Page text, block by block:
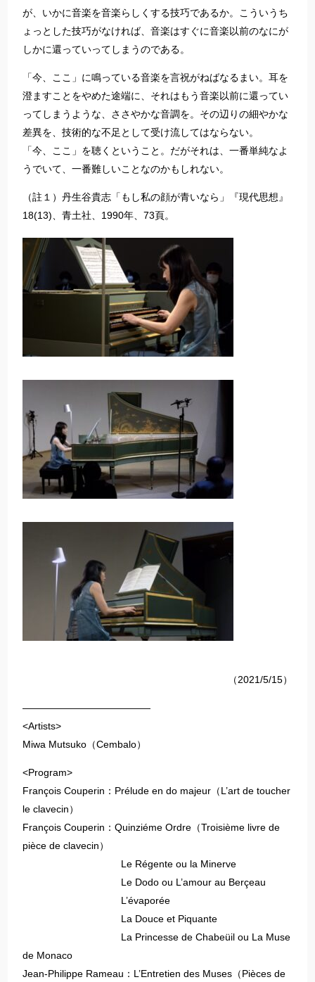
が、いかに音楽を音楽らしくする技巧であるか。こういうち
ょっとした技巧がなければ、音楽はすぐに音楽以前のなにが
しかに還っていってしまうのである。
「今、ここ」に鳴っている音楽を言祝がねばなるまい。耳を
澄ますことをやめた途端に、それはもう音楽以前に還ってい
ってしまうような、ささやかな音調を。その辺りの細やかな
差異を、技術的な不足として受け流してはならない。
「今、ここ」を聴くということ。だがそれは、一番単純なよ
うでいて、一番難しいことなのかもしれない。
（註１）丹生谷貴志「もし私の顔が青いなら」『現代思想』
18(13)、青土社、1990年、73頁。
（2021/5/15）
—————————————
<Artists>
Miwa Mutsuko（Cembalo）
<Program>
François Couperin：Prélude en do majeur（L’art de toucher
le clavecin）
François Couperin：Quinziéme Ordre（Troisième livre de
pièce de clavecin）
Le Régente ou la Minerve
Le Dodo ou L’amour au Berçeau
L’évaporée
La Douce et Piquante
La Princesse de Chabeüil ou La Muse
de Monaco
Jean-Philippe Rameau：L’Entretien des Muses（Pièces de